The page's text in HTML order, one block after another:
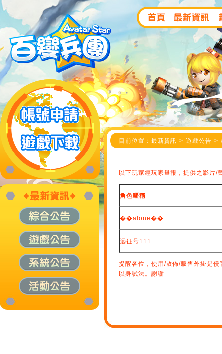
目前位置：最新資訊 > 遊戲公告
以下玩家經玩家舉報，提供之影片/
角色暱稱
��alone��
远征号111
提醒各位，使用/散佈/販售外掛是
以身試法。謝謝！